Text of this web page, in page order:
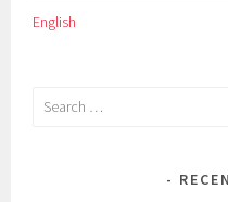
English
Search